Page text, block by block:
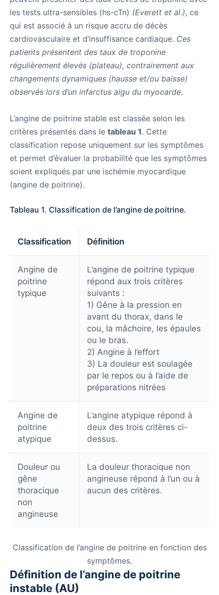
les tests ultra-sensibles (hs-cTn) (Everett et al.), ce
qui est associé à un risque accru de décès
cardiovasculaire et d’insuffisance cardiaque. Ces
patients présentent des taux de troponine
régulièrement élevés (plateau), contrairement aux
changements dynamiques (hausse et/ou baisse)
observés lors d’un infarctus aigu du myocarde.
L’angine de poitrine stable est classée selon les
critères présentés dans le tableau 1. Cette
classification repose uniquement sur les symptômes
et permet d’évaluer la probabilité que les symptômes
soient expliqués par une ischémie myocardique
(angine de poitrine).
Tableau 1. Classification de l’angine de poitrine.
Classification Définition
Angine de
poitrine
typique
L’angine de poitrine typique
répond aux trois critères
suivants :
1) Gêne à la pression en
avant du thorax, dans le
cou, la mâchoire, les épaules
ou le bras.
2) Angine à l’effort
3) La douleur est soulagée
par le repos ou à l’aide de
préparations nitrées
Angine de
poitrine
atypique
L’angine atypique répond à
deux des trois critères ci-
dessus.
Douleur ou
gêne
thoracique
non
angineuse
La douleur thoracique non
angineuse répond à l’un ou à
aucun des critères.
Classification de l’angine de poitrine en fonction des
symptômes.
Définition de l’angine de poitrine
instable (AU)